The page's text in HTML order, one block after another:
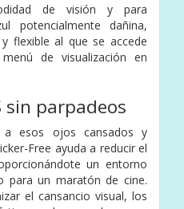
de visión y para
potencialmente dañina,
flexible al que se accede
de visualización en
sin parpadeos
esos ojos cansados y
Free ayuda a reducir el
un entorno
para un maratón de cine.
el cansancio visual, los